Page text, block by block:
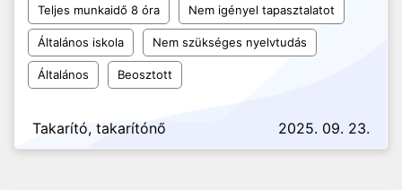
Teljes munkaidő 8 óra Nem igényel tapasztalatot
Általános iskola Nem szükséges nyelvtudás
Általános Beosztott
Takarító, takarítónő 2025. 09. 23.